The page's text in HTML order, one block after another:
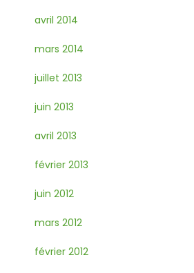
avril 2014
mars 2014
juillet 2013
juin 2013
avril 2013
février 2013
juin 2012
mars 2012
février 2012